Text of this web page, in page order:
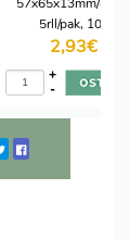
5rll/pak, 10pak/
2,93€
-
+